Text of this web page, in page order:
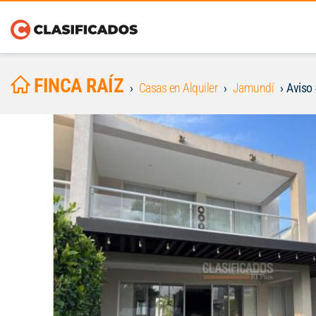
FINCA RAÍZ Casas en Alquiler Jamundí Aviso